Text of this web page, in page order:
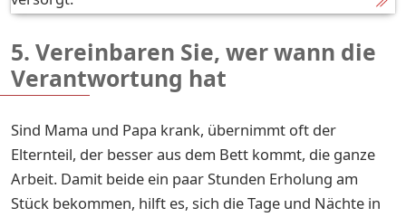
5. Vereinbaren Sie, wer wann die
Verantwortung hat
Sind Mama und Papa krank, übernimmt oft der
Elternteil, der besser aus dem Bett kommt, die ganze
Arbeit. Damit beide ein paar Stunden Erholung am
Stück bekommen, hilft es, sich die Tage und Nächte in